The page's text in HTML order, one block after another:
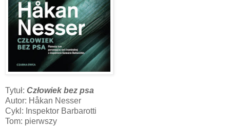
Tytuł: Człowiek bez psa
Autor: Håkan Nesser
Cykl: Inspektor Barbarotti
Tom: pierwszy